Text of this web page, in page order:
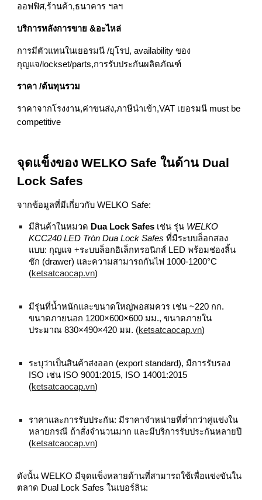
ออฟฟิศ,ร้านค้า,ธนาคาร ฯลฯ
บริการหลังการขาย &อะไหล่
การมีตัวแทนในเยอรมนี /ยุโรป, availability ของ
กุญแจ/lockset/parts,การรับประกันผลิตภัณฑ์
ราคา /ต้นทุนรวม
ราคาจากโรงงาน,ค่าขนส่ง,ภาษีนำเข้า,VAT เยอรมนี must be
competitive
จุดแข็งของ WELKO Safe ในด้าน Dual
Lock Safes
จากข้อมูลที่มีเกี่ยวกับ WELKO Safe:
มีสินค้าในหมวด Dua Lock Safes เช่น รุ่น WELKO
KCC240 LED Tròn Dua Lock Safes ที่มีระบบล็อกสอง
แบบ: กุญแจ +ระบบล็อกอิเล็กทรอนิกส์ LED พร้อมช่องลิ้น
ชัก (drawer) และความสามารถกันไฟ 1000‑1200°C
(ketsatcaocap.vn)
มีรุ่นที่น้ำหนักและขนาดใหญ่พอสมควร เช่น ~220 กก.
ขนาดภายนอก 1200×600×600 มม., ขนาดภายใน
ประมาณ 830×490×420 มม. (ketsatcaocap.vn)
ระบุว่าเป็นสินค้าส่งออก (export standard), มีการรับรอง
ISO เช่น ISO 9001:2015, ISO 14001:2015
(ketsatcaocap.vn)
ราคาและการรับประกัน: มีราคาจำหน่ายที่ต่ำกว่าคู่แข่งใน
หลายกรณี ถ้าสั่งจำนวนมาก และมีบริการรับประกันหลายปี
(ketsatcaocap.vn)
ดังนั้น WELKO มีจุดแข็งหลายด้านที่สามารถใช้เพื่อแข่งขันใน
ตลาด Dual Lock Safes ในเบอร์ลิน: